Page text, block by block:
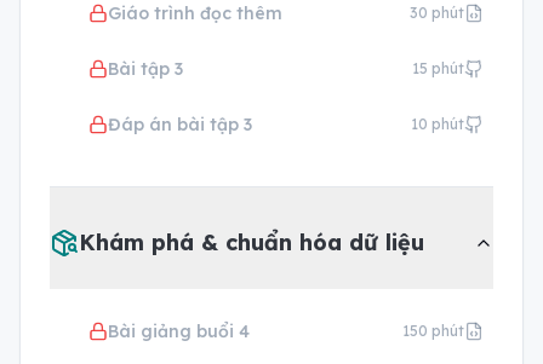
Giáo trình đọc thêm 30 phút
Bài tập 3 15 phút
Đáp án bài tập 3 10 phút
Khám phá & chuẩn hóa dữ liệu
Bài giảng buổi 4 150 phút